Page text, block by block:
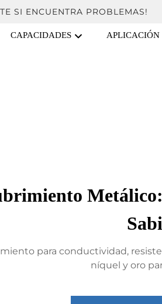
SI ENCUENTRA PROBLEMAS!
CAPACIDADES APLICACIÓN
para conductividad,
níquel y oro